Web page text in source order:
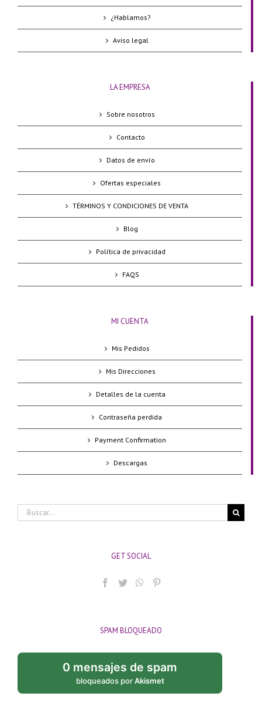
¿Hablamos?
Aviso legal
LA EMPRESA
Sobre nosotros
Contacto
Datos de envío
Ofertas especiales
TÉRMINOS Y CONDICIONES DE VENTA
Blog
Política de privacidad
FAQS
MI CUENTA
Mis Pedidos
Mis Direcciones
Detalles de la cuenta
Contraseña perdida
Payment Confirmation
Descargas
Buscar:
GET SOCIAL
SPAM BLOQUEADO
0 mensajes de spam
bloqueados porAkismet